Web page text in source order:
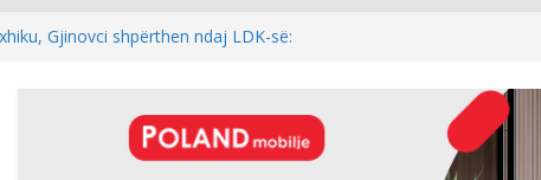
Gjinovci shpërthen ndaj LDK-së:
Kur rezultati zgjedhor është
për LDK’në papritmas